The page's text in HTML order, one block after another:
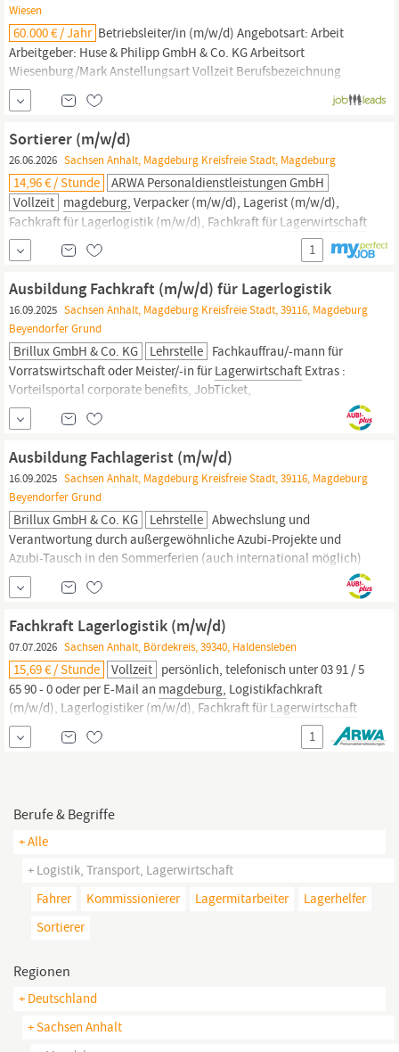
Wiesen
60.000 € / Jahr Betriebsleiter/in (m/w/d) Angebotsart: Arbeit
Arbeitgeber: Huse & Philipp GmbH & Co. KG Arbeitsort
Wiesenburg/Mark Anstellungsart Vollzeit Berufsbezeichnung
Leiter/in -
Lagerwirtschaft
Veröffentlichungsdatum: Vor 30+ Tagen veröffentlicht
Stellenbeschreibung Betriebsleiter/in (m/w/d)
Sortierer (m/w/d)
26.06.2026 Sachsen Anhalt, Magdeburg Kreisfreie Stadt, Magdeburg
14,96 € / Stunde
ARWA Personaldienstleistungen GmbH
Vollzeit magdeburg, Verpacker (m/w/d), Lagerist (m/w/d),
Fachkraft für Lagerlogistik (m/w/d), Fachkraft für Lagerwirtschaft
(m/w/d), Logistikfachkraft (m/w/d) oder Versandmitarbeiter
(m/w/d)? Zögere nicht länger und bewirb Dich jetzt! Mit Deiner
Bewerbung erklärst Du Dich mit den Datenschutzrichtlinien der
Firma ARWA Personaldienstleistungen...
1
Ausbildung Fachkraft (m/w/d) für Lagerlogistik
16.09.2025 Sachsen Anhalt, Magdeburg Kreisfreie Stadt, 39116, Magdeburg
Beyendorfer Grund
Brillux GmbH & Co. KG Lehrstelle Fachkauffrau/-mann für
Vorratswirtschaft oder Meister/-in fürLagerwirtschaft Extras :
Vorteilsportal corporate benefits, JobTicket,
Krankenzusatzversicherung Bereit für deinen Start ins
Berufsleben? Hör auf zu suchen. Wir sind hier. Bewirb dich jetzt für
deine Ausbildung als;Fachkraft (m/w/d) für Lagerlogistik bei
Brillux inMagdeburg–
Ausbildung Fachlagerist (m/w/d)
16.09.2025 Sachsen Anhalt, Magdeburg Kreisfreie Stadt, 39116, Magdeburg
Beyendorfer Grund
Brillux GmbH & Co. KG Lehrstelle Abwechslung und
Verantwortung durch außergewöhnliche Azubi-Projekte und
Azubi-Tausch in den Sommerferien (auch international möglich)
Perspektive : vielfältige Weiterbildungsmöglichkeiten nach der
Ausbildung, z. B. Fachkauffrau/-mann für Vorratswirtschaft oder
Extras : Vorteilsportal corporate
benefits, JobTicket,...
Fachkraft Lagerlogistik (m/w/d)
07.07.2026 Sachsen Anhalt, Bördekreis, 39340, Haldensleben
15,69 € / Stunde Vollzeit persönlich, telefonisch unter 03 91 / 5
65 90 - 0 oder per E-Mail an magdeburg, Logistikfachkraft
(m/w/d), Lagerlogistiker (m/w/d), Fachkraft für Lagerwirtschaft
(m/w/d), Lagermeister (m/w/d), Logistikmeister (m/w/d) oder
Fachkraft für Versand und Logistik (m/w/d) Bewerben Sie sich
1
Berufe & Begriffe
+ Alle
+ Logistik, Transport, Lagerwirtschaft
Fahrer
Kommissionierer Lagermitarbeiter
Lagerhelfer
Sortierer
Regionen
+ Deutschland
+ Sachsen Anhalt